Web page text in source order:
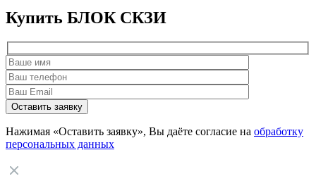
Купить БЛОК СКЗИ
Нажимая «Оставить заявку», Вы даёте согласие на обработку
персональных данных